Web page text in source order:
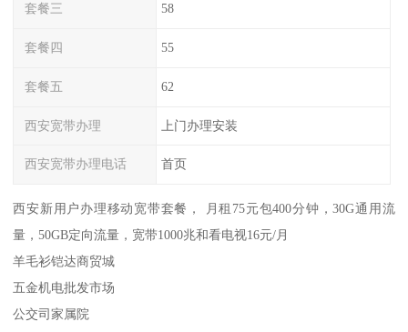
套餐三 58
套餐四 55
套餐五 62
西安宽带办理 上门办理安装
西安宽带办理电话 首页
西安新用户办理移动宽带套餐， 月租75元包400分钟，30G通用流
量，50GB定向流量，宽带1000兆和看电视16元/月
羊毛衫铠达商贸城
五金机电批发市场
公交司家属院